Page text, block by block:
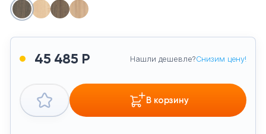
45 485 Р Нашли дешевле?Снизим цену!
В корзину
Кашпо